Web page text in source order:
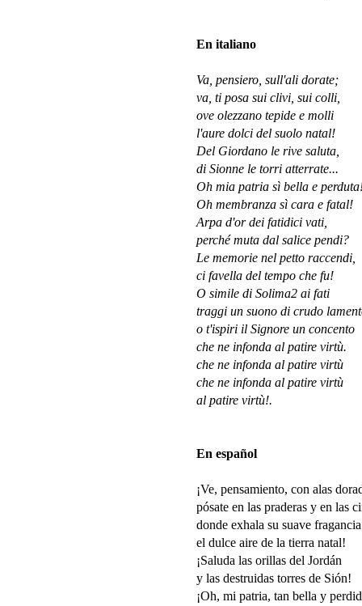
En italiano
Va, pensiero, sull'ali dorate;
va, ti posa sui clivi, sui colli,
ove olezzano tepide e molli
l'aure dolci del suolo natal!
Del Giordano le rive saluta,
di Sionne le torri atterrate...
Oh mia patria sì bella e
Oh membranza sì cara e fatal!
Arpa d'or dei fatidici vati,
perché muta dal salice pendi?
Le memorie nel petto raccendi,
ci favella del tempo che fu!
O simile di Solima2 ai fati
traggi un suono di crudo
o t'ispiri il Signore un concento
che ne infonda al patire virtù.
che ne infonda al patire virtù
che ne infonda al patire virtù
al patire virtù!.
En español
¡Ve, pensamiento, con alas
pósate en las praderas y en las
donde exhala su suave fragancia
el dulce aire de la tierra natal!
¡Saluda las orillas del Jordán
y las destruidas torres de Sión!
¡Oh, mi patria, tan bella y